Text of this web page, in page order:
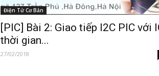
Điện Tử Cơ Bản
[PIC] Bài 2: Giao tiếp I2C PIC với
thời gian...
27/02/2018